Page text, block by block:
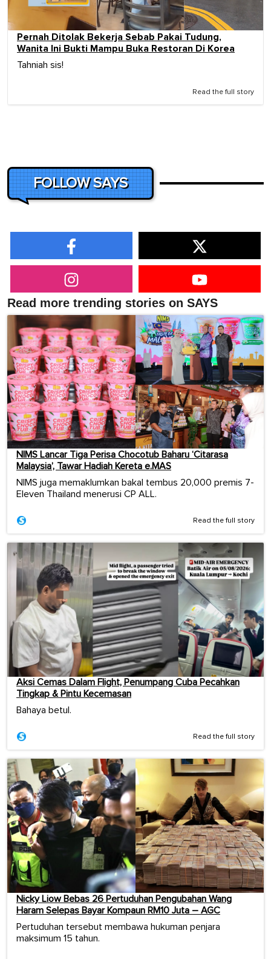
Pernah Ditolak Bekerja Sebab Pakai Tudung,
Wanita Ini Bukti Mampu Buka Restoran Di Korea
Tahniah sis!
Read the full story
FOLLOW SAYS
Read more trending stories on SAYS
NIMS Lancar Tiga Perisa Chocotub Baharu ‘Citarasa
Malaysia’, Tawar Hadiah Kereta e.MAS
NIMS juga memaklumkan bakal tembus 20,000 premis 7-
Eleven Thailand menerusi CP ALL.
Read the full story
Aksi Cemas Dalam Flight, Penumpang Cuba Pecahkan
Tingkap & Pintu Kecemasan
Bahaya betul.
Read the full story
Nicky Liow Bebas 26 Pertuduhan Pengubahan Wang
Haram Selepas Bayar Kompaun RM10 Juta – AGC
Pertuduhan tersebut membawa hukuman penjara
maksimum 15 tahun.